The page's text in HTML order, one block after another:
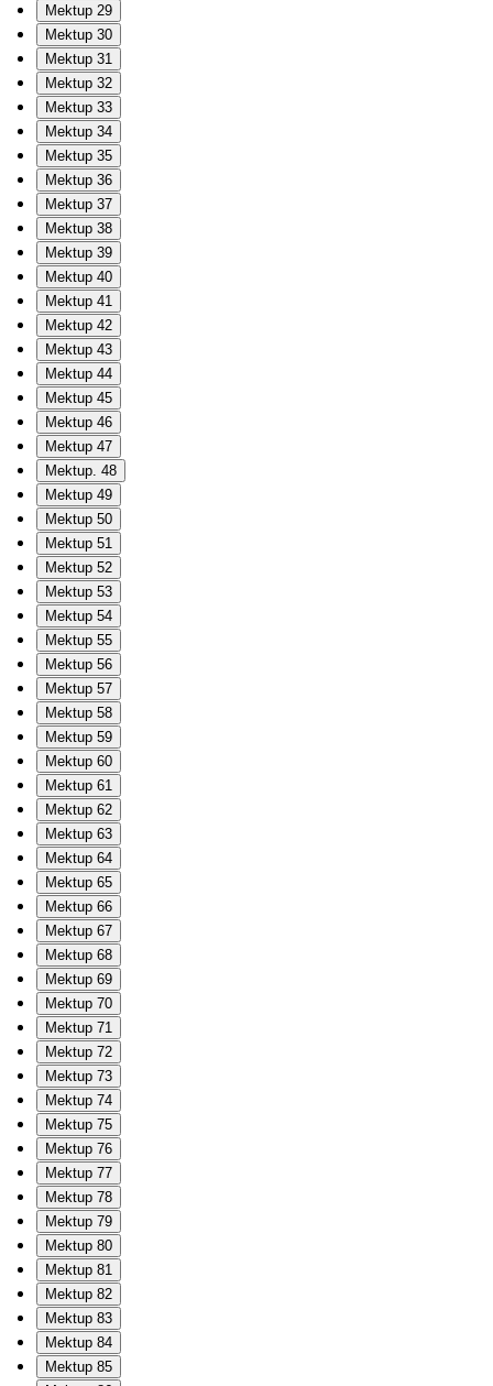
Mektup 29
Mektup 30
Mektup 31
Mektup 32
Mektup 33
Mektup 34
Mektup 35
Mektup 36
Mektup 37
Mektup 38
Mektup 39
Mektup 40
Mektup 41
Mektup 42
Mektup 43
Mektup 44
Mektup 45
Mektup 46
Mektup 47
Mektup. 48
Mektup 49
Mektup 50
Mektup 51
Mektup 52
Mektup 53
Mektup 54
Mektup 55
Mektup 56
Mektup 57
Mektup 58
Mektup 59
Mektup 60
Mektup 61
Mektup 62
Mektup 63
Mektup 64
Mektup 65
Mektup 66
Mektup 67
Mektup 68
Mektup 69
Mektup 70
Mektup 71
Mektup 72
Mektup 73
Mektup 74
Mektup 75
Mektup 76
Mektup 77
Mektup 78
Mektup 79
Mektup 80
Mektup 81
Mektup 82
Mektup 83
Mektup 84
Mektup 85